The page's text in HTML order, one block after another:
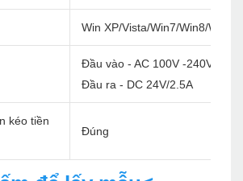
Win XP/Vista/Win7/Win8/
Đầu vào - AC 100V -240V/60Hz
Đầu ra - DC 24V/2.5A
kéo tiền
Đúng